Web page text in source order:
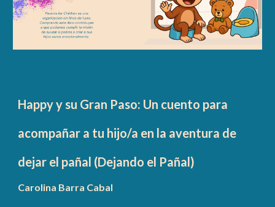
Happy y su Gran Paso: Un cuento para
acompañar a tu hijo/a en la aventura de
dejar el pañal (Dejando el Pañal)
Carolina Barra Cabal